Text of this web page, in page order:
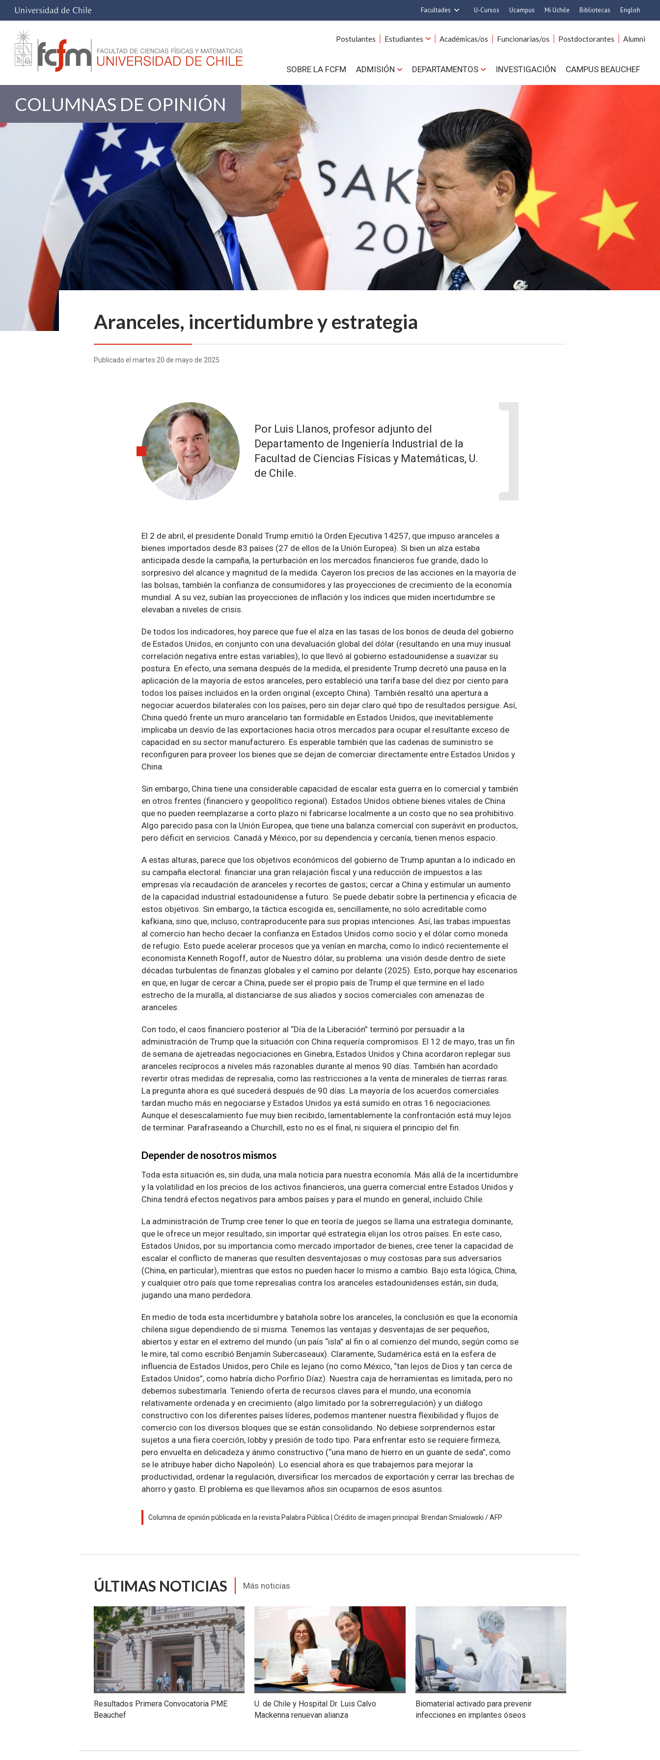
Facultades
Ciencias
Cs. Agronómicas
Derecho
Filosofía y Humanidades
Medicina
Estudios Avanzados en Educación
Nutrición y Tecnología de
Alimentos
U-Cursos Ucampus Mi Uchile Bibliotecas English
Postulantes Estudiantes Académicas/os Funcionarias/os Postdoctorantes Alumni
SOBRE LA FCFM ADMISIÓN DEPARTAMENTOS INVESTIGACIÓN CAMPUS BEAUCHEF
COLUMNAS DE OPINIÓN
Aranceles, incertidumbre y estrategia
Publicado el martes 20 de mayo de 2025
Por Luis Llanos, profesor adjunto del
Departamento de Ingeniería Industrial de la
Facultad de Ciencias Físicas y Matemáticas, U.
de Chile.
El 2 de abril, el presidente Donald Trump emitió la Orden Ejecutiva 14257, que impuso aranceles a
bienes importados desde 83 países (27 de ellos de la Unión Europea). Si bien un alza estaba
anticipada desde la campaña, la perturbación en los mercados financieros fue grande, dado lo
sorpresivo del alcance y magnitud de la medida. Cayeron los precios de las acciones en la mayoría de
las bolsas, también la confianza de consumidores y las proyecciones de crecimiento de la economía
mundial. A su vez, subían las proyecciones de inflación y los índices que miden incertidumbre se
elevaban a niveles de crisis.
De todos los indicadores, hoy parece que fue el alza en las tasas de los bonos de deuda del gobierno
de Estados Unidos, en conjunto con una devaluación global del dólar (resultando en una muy inusual
correlación negativa entre estas variables), lo que llevó al gobierno estadounidense a suavizar su
postura. En efecto, una semana después de la medida, el presidente Trump decretó una pausa en la
aplicación de la mayoría de estos aranceles, pero estableció una tarifa base del diez por ciento para
todos los países incluidos en la orden original (excepto China). También resaltó una apertura a
negociar acuerdos bilaterales con los países, pero sin dejar claro qué tipo de resultados persigue. Así,
China quedó frente un muro arancelario tan formidable en Estados Unidos, que inevitablemente
implicaba un desvío de las exportaciones hacia otros mercados para ocupar el resultante exceso de
capacidad en su sector manufacturero. Es esperable también que las cadenas de suministro se
reconfiguren para proveer los bienes que se dejan de comerciar directamente entre Estados Unidos y
China.
Sin embargo, China tiene una considerable capacidad de escalar esta guerra en lo comercial y también
en otros frentes (financiero y geopolítico regional). Estados Unidos obtiene bienes vitales de China
que no pueden reemplazarse a corto plazo ni fabricarse localmente a un costo que no sea prohibitivo.
Algo parecido pasa con la Unión Europea, que tiene una balanza comercial con superávit en productos,
pero déficit en servicios. Canadá y México, por su dependencia y cercanía, tienen menos espacio.
A estas alturas, parece que los objetivos económicos del gobierno de Trump apuntan a lo indicado en
su campaña electoral: financiar una gran relajación fiscal y una reducción de impuestos a las
empresas vía recaudación de aranceles y recortes de gastos; cercar a China y estimular un aumento
de la capacidad industrial estadounidense a futuro. Se puede debatir sobre la pertinencia y eficacia de
estos objetivos. Sin embargo, la táctica escogida es, sencillamente, no solo acreditable como
kafkiana, sino que, incluso, contraproducente para sus propias intenciones. Así, las trabas impuestas
al comercio han hecho decaer la confianza en Estados Unidos como socio y el dólar como moneda
de refugio. Esto puede acelerar procesos que ya venían en marcha, como lo indicó recientemente el
economista Kenneth Rogoff, autor de Nuestro dólar, su problema: una visión desde dentro de siete
décadas turbulentas de finanzas globales y el camino por delante (2025). Esto, porque hay escenarios
en que, en lugar de cercar a China, puede ser el propio país de Trump el que termine en el lado
estrecho de la muralla, al distanciarse de sus aliados y socios comerciales con amenazas de
aranceles.
Con todo, el caos financiero posterior al “Día de la Liberación” terminó por persuadir a la
administración de Trump que la situación con China requería compromisos. El 12 de mayo, tras un fin
de semana de ajetreadas negociaciones en Ginebra, Estados Unidos y China acordaron replegar sus
aranceles recíprocos a niveles más razonables durante al menos 90 días. También han acordado
revertir otras medidas de represalia, como las restricciones a la venta de minerales de tierras raras.
La pregunta ahora es qué sucederá después de 90 días. La mayoría de los acuerdos comerciales
tardan mucho más en negociarse y Estados Unidos ya está sumido en otras 16 negociaciones.
Aunque el desescalamiento fue muy bien recibido, lamentablemente la confrontación está muy lejos
de terminar. Parafraseando a Churchill, esto no es el final, ni siquiera el principio del fin.
Depender de nosotros mismos
Toda esta situación es, sin duda, una mala noticia para nuestra economía. Más allá de la incertidumbre
y la volatilidad en los precios de los activos financieros, una guerra comercial entre Estados Unidos y
China tendrá efectos negativos para ambos países y para el mundo en general, incluido Chile.
La administración de Trump cree tener lo que en teoría de juegos se llama una estrategia dominante,
que le ofrece un mejor resultado, sin importar qué estrategia elijan los otros países. En este caso,
Estados Unidos, por su importancia como mercado importador de bienes, cree tener la capacidad de
escalar el conflicto de maneras que resulten desventajosas o muy costosas para sus adversarios
(China, en particular), mientras que estos no pueden hacer lo mismo a cambio. Bajo esta lógica, China,
y cualquier otro país que tome represalias contra los aranceles estadounidenses están, sin duda,
jugando una mano perdedora.
En medio de toda esta incertidumbre y batahola sobre los aranceles, la conclusión es que la economía
chilena sigue dependiendo de sí misma. Tenemos las ventajas y desventajas de ser pequeños,
abiertos y estar en el extremo del mundo (un país “isla” al fin o al comienzo del mundo, según como se
le mire, tal como escribió Benjamín Subercaseaux). Claramente, Sudamérica está en la esfera de
influencia de Estados Unidos, pero Chile es lejano (no como México, “tan lejos de Dios y tan cerca de
Estados Unidos”, como habría dicho Porfirio Díaz). Nuestra caja de herramientas es limitada, pero no
debemos subestimarla. Teniendo oferta de recursos claves para el mundo, una economía
relativamente ordenada y en crecimiento (algo limitado por la sobrerregulación) y un diálogo
constructivo con los diferentes países líderes, podemos mantener nuestra flexibilidad y flujos de
comercio con los diversos bloques que se están consolidando. No debiese sorprendernos estar
sujetos a una fiera coerción, lobby y presión de todo tipo. Para enfrentar esto se requiere firmeza,
pero envuelta en delicadeza y ánimo constructivo (“una mano de hierro en un guante de seda”, como
se le atribuye haber dicho Napoleón). Lo esencial ahora es que trabajemos para mejorar la
productividad, ordenar la regulación, diversificar los mercados de exportación y cerrar las brechas de
ahorro y gasto. El problema es que llevamos años sin ocuparnos de esos asuntos.
Columna de opinión públicada en la revista Palabra Pública | Crédito de imagen principal: Brendan Smialowski / AFP
ÚLTIMAS NOTICIAS Más noticias
Resultados Primera Convocatoria PME
Beauchef
U. de Chile y Hospital Dr. Luis Calvo
Mackenna renuevan alianza
Biomaterial activado para prevenir
infecciones en implantes óseos